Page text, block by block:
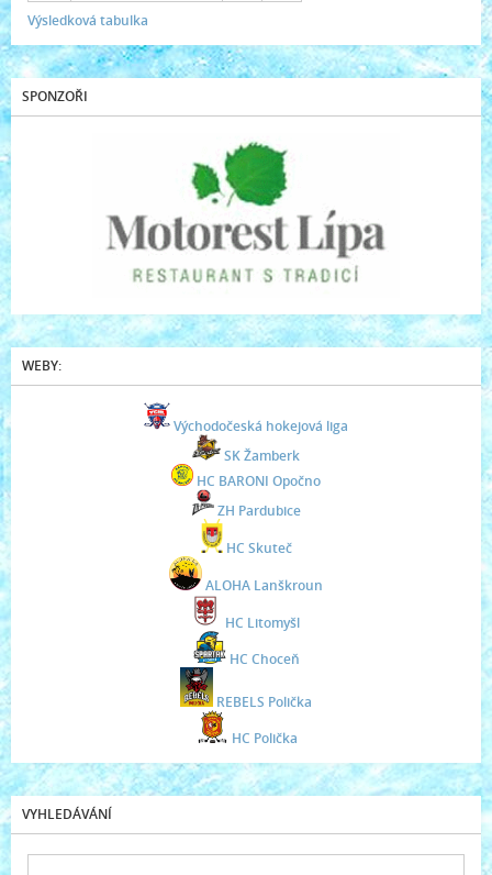
Výsledková tabulka
SPONZOŘI
WEBY:
Východočeská hokejová liga
SK Žamberk
HC BARONI Opočno
ZH Pardubice
HC Skuteč
ALOHA Lanškroun
HC Litomyšl
HC Choceň
REBELS Polička
HC Polička
VYHLEDÁVÁNÍ